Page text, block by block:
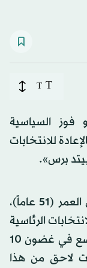
T
T
فوز السياسية
للانتخابات
برس».
وتخوض كيكو فوجيموري، البالغة من العمر (51 عاماً)،
الرئاسية
للمرة الرابعة. وستكون رئيس بيرو التاسع في غضون 10
لاحق من هذا